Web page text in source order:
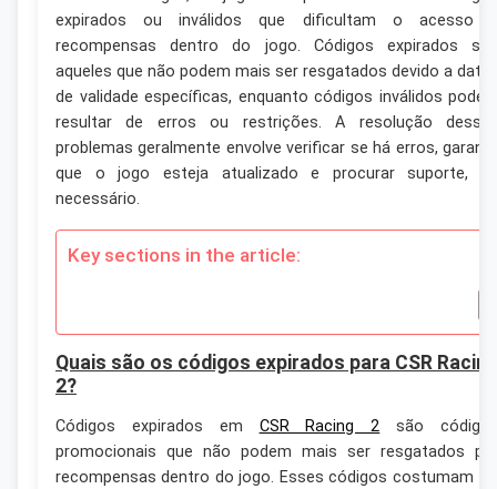
expirados ou inválidos que dificultam o acesso
recompensas dentro do jogo. Códigos expirados
aqueles que não podem mais ser resgatados devido a
de validade específicas, enquanto códigos inválidos
resultar de erros ou restrições. A resolução
problemas geralmente envolve verificar se há erros,
que o jogo esteja atualizado e procurar suporte,
necessário.
Key sections in the article:
Quais são os códigos expirados para CSR Racing
2?
Códigos expirados em CSR Racing 2 são
promocionais que não podem mais ser resgatados
recompensas dentro do jogo. Esses códigos costumam